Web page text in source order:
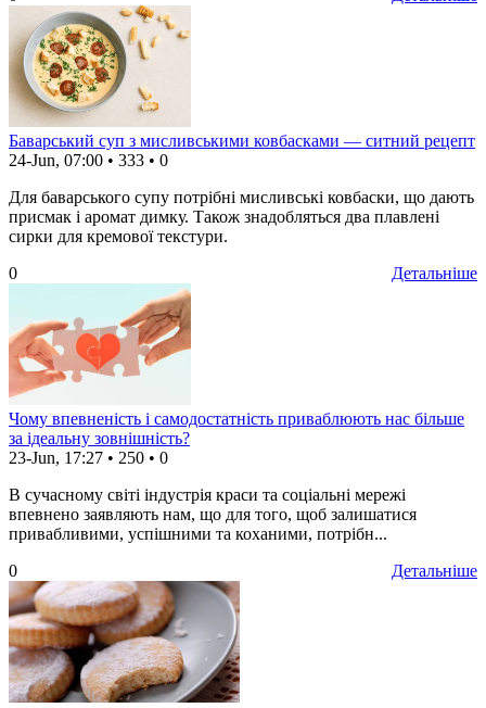
Баварський суп з мисливськими ковбасками — ситний рецепт
24-Jun, 07:00 • 333 • 0
Для баварського супу потрібні мисливські ковбаски, що дають
присмак і аромат димку. Також знадобляться два плавлені
сирки для кремової текстури.
Детальніше
0
Чому впевненість і самодостатність приваблюють нас більше
за ідеальну зовнішність?
23-Jun, 17:27 • 250 • 0
В сучасному світі індустрія краси та соціальні мережі
впевнено заявляють нам, що для того, щоб залишатися
привабливими, успішними та коханими, потрібн...
Детальніше
0